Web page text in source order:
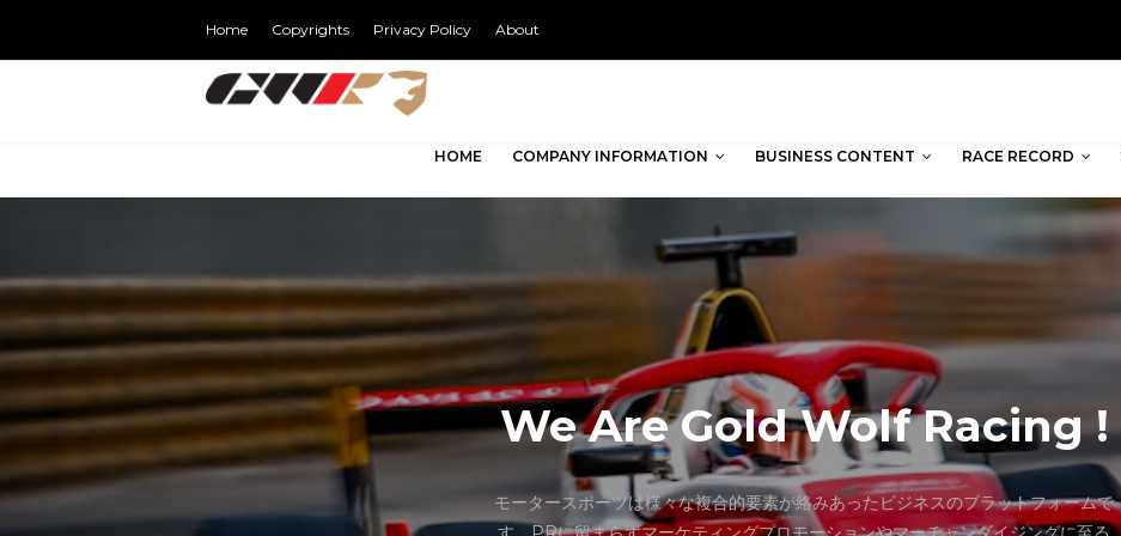
Home Copyrights Privacy Policy About
HOME COMPANY INFORMATION BUSINESS CONTENT RACE RECORD
We Are Gold Wolf Racing !
モータースポーツは様々な複合的要素が絡みあったビジネスのプラットフォームで